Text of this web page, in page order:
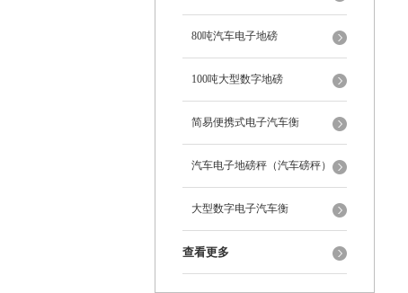
80吨汽车电子地磅
100吨大型数字地磅
简易便携式电子汽车衡
汽车电子地磅秤（汽车磅秤）
大型数字电子汽车衡
查看更多